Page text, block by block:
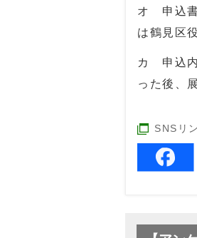
オ 申込書
は鶴見区
カ 申込内
った後、
SNSリ